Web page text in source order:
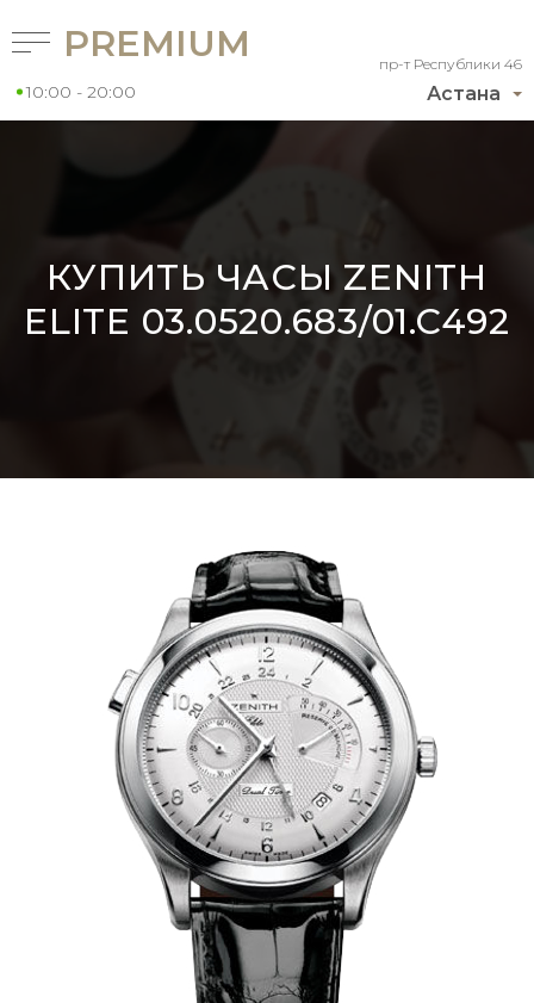
Астана
пр-т Республики 46
PREMIUM
10:00 - 20:00
КУПИТЬ ЧАСЫ ZENITH
ELITE 03.0520.683/01.C492